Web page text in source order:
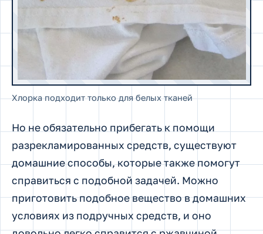
Хлорка подходит только для белых тканей
Но не обязательно прибегать к помощи
разрекламированных средств, существуют
домашние способы, которые также помогут
справиться с подобной задачей. Можно
приготовить подобное вещество в домашних
условиях из подручных средств, и оно